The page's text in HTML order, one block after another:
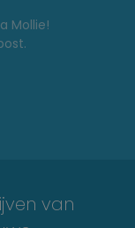
Mollie!
van